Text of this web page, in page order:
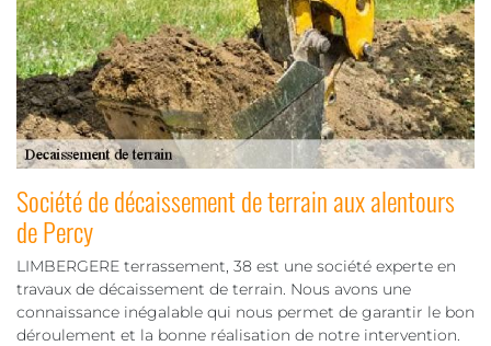
Société de décaissement de terrain aux alentours
de Percy
LIMBERGERE terrassement, 38 est une société experte en
travaux de décaissement de terrain. Nous avons une
connaissance inégalable qui nous permet de garantir le bon
déroulement et la bonne réalisation de notre intervention.